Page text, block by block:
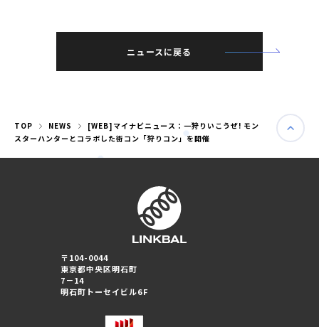
婚活パーティー（大阪）
ニュースに戻る
TOP NEWS
[WEB]マイナビニュース：一狩りいこうぜ! モン
スターハンターとコラボした街コン「狩りコン」を開催
〒104-0044
東京都中央区明石町
7－14
明石町トーセイビル6F